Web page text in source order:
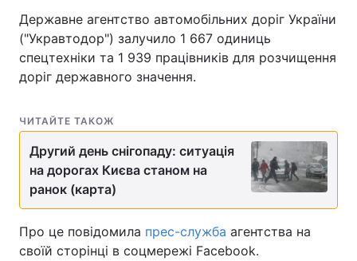
Державне агентство автомобільних доріг України
("Укравтодор") залучило 1 667 одиниць
спецтехніки та 1 939 працівників для розчищення
доріг державного значення.
ЧИТАЙТЕ ТАКОЖ
Другий день снігопаду: ситуація
на дорогах Києва станом на
ранок (карта)
Про це повідомила прес-служба агентства на
своїй сторінці в соцмережі Facebook.